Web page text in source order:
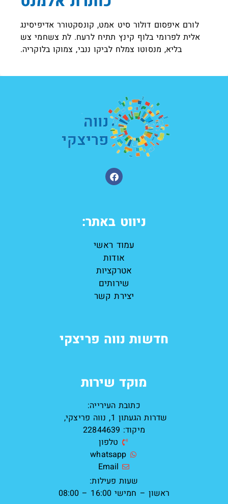
לורם איפסום דולור סיט אמט, קונסקטורר אדיפיסינג
אלית לפרומי בלוף קינץ תתיח לרעח. לת צשחמי צש
בליא, מנסוטו צמלח לביקו ננבי, צמוקו בלוקריה.
ניווט באתר:
עמוד ראשי
אודות
אטרקציות
שירותים
יצירת קשר
חדשות נווה פריצקי
מוקד שירות
כתובת העירייה:
שדרות הגעתון 1, נווה פריצקי,
מיקוד: 22844639
טלפון
whatsapp
Email
שעות פעילות:
ראשון – חמישי 16:00 – 08:00